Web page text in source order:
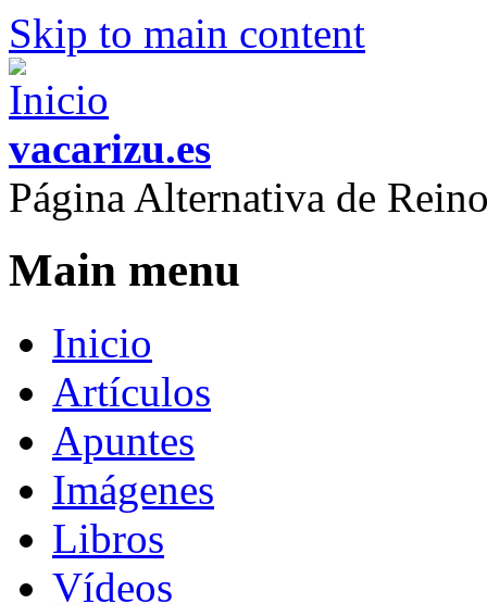
Skip to main content
vacarizu.es
Página Alternativa de
Main menu
Inicio
Artículos
Apuntes
Imágenes
Libros
Vídeos